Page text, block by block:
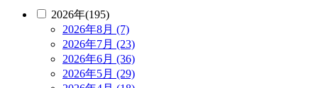
2026年(195)
2026年8月 (7)
2026年7月 (23)
2026年6月 (36)
2026年5月 (29)